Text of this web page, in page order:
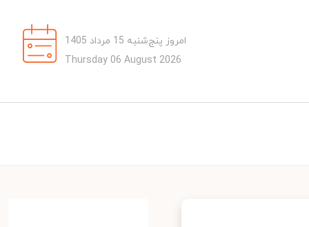
امروز پنج‌شنبه 15 مرداد 1405
Thursday 06 August 2026